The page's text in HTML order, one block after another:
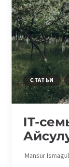
СТАТЬИ
IT-
Mansur